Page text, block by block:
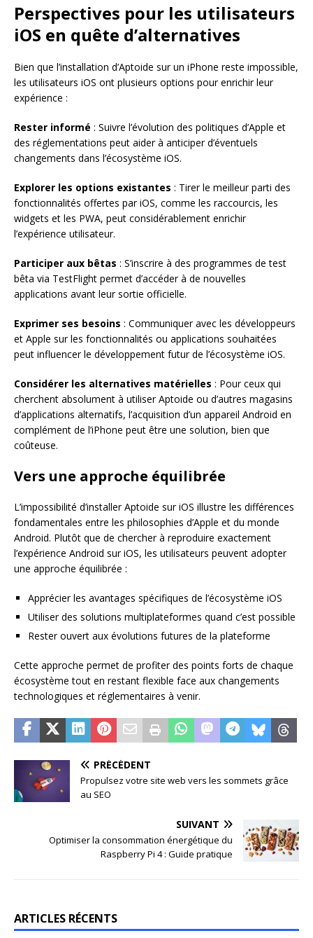
Perspectives pour les utilisateurs
iOS en quête d’alternatives
Bien que l’installation d’Aptoide sur un iPhone reste impossible,
les utilisateurs iOS ont plusieurs options pour enrichir leur
expérience :
Rester informé : Suivre l’évolution des politiques d’Apple et
des réglementations peut aider à anticiper d’éventuels
changements dans l’écosystème iOS.
Explorer les options existantes : Tirer le meilleur parti des
fonctionnalités offertes par iOS, comme les raccourcis, les
widgets et les PWA, peut considérablement enrichir
l’expérience utilisateur.
Participer aux bêtas : S’inscrire à des programmes de test
bêta via TestFlight permet d’accéder à de nouvelles
applications avant leur sortie officielle.
Exprimer ses besoins : Communiquer avec les développeurs
et Apple sur les fonctionnalités ou applications souhaitées
peut influencer le développement futur de l’écosystème iOS.
Considérer les alternatives matérielles : Pour ceux qui
cherchent absolument à utiliser Aptoide ou d’autres magasins
d’applications alternatifs, l’acquisition d’un appareil Android en
complément de l’iPhone peut être une solution, bien que
coûteuse.
Vers une approche équilibrée
L’impossibilité d’installer Aptoide sur iOS illustre les différences
fondamentales entre les philosophies d’Apple et du monde
Android. Plutôt que de chercher à reproduire exactement
l’expérience Android sur iOS, les utilisateurs peuvent adopter
une approche équilibrée :
Apprécier les avantages spécifiques de l’écosystème iOS
Utiliser des solutions multiplateformes quand c’est possible
Rester ouvert aux évolutions futures de la plateforme
Cette approche permet de profiter des points forts de chaque
écosystème tout en restant flexible face aux changements
technologiques et réglementaires à venir.
PRÉCÉDENT
Propulsez votre site web vers les sommets grâce
au SEO
SUIVANT
Optimiser la consommation énergétique du
Raspberry Pi 4 : Guide pratique
ARTICLES RÉCENTS